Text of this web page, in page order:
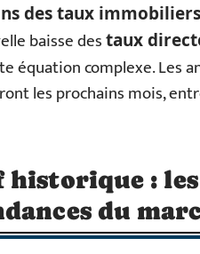
des taux immobiliers
baisse destaux
équation complexe. Les
les prochains mois,
:
du